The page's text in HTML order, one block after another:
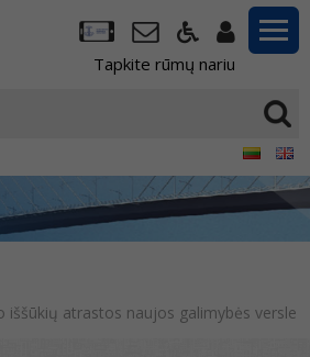
Tapkite rūmų nariu
iššūkių atrastos naujos galimybės versle